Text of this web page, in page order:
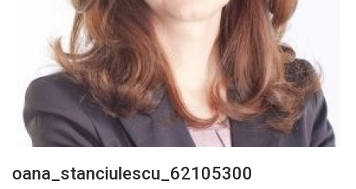
oana_stanciulescu_62105300